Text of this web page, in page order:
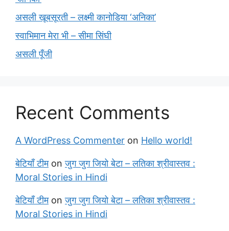
असली खूबसूरती – लक्ष्मी कानोडिया ‘अनिका’
स्वाभिमान मेरा भी – सीमा सिंघी
असली पूँजी
Recent Comments
A WordPress Commenter on Hello world!
बेटियाँ टीमonजुग जुग जियो बेटा – लतिका श्रीवास्तव :
Moral Stories in Hindi
बेटियाँ टीमonजुग जुग जियो बेटा – लतिका श्रीवास्तव :
Moral Stories in Hindi